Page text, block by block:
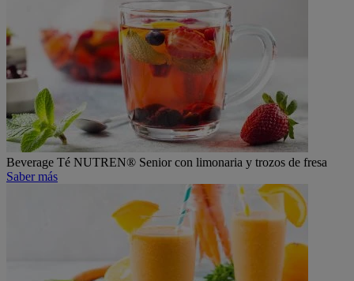
Beverage Té NUTREN® Senior con limonaria y trozos de fresa
Saber más